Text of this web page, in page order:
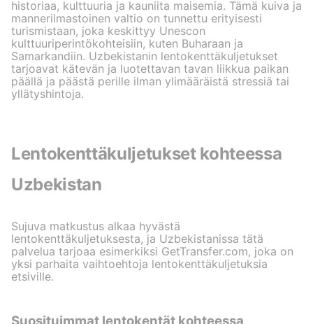
historiaa, kulttuuria ja kauniita maisemia. Tämä kuiva ja
mannerilmastoinen valtio on tunnettu erityisesti
turismistaan, joka keskittyy Unescon
kulttuuriperintökohteisiin, kuten Buharaan ja
Samarkandiin. Uzbekistanin lentokenttäkuljetukset
tarjoavat kätevän ja luotettavan tavan liikkua paikan
päällä ja päästä perille ilman ylimääräistä stressiä tai
yllätyshintoja.
Lentokenttäkuljetukset kohteessa
Uzbekistan
Sujuva matkustus alkaa hyvästä
lentokenttäkuljetuksesta, ja Uzbekistanissa tätä
palvelua tarjoaa esimerkiksi GetTransfer.com, joka on
yksi parhaita vaihtoehtoja lentokenttäkuljetuksia
etsiville.
Suosituimmat lentokentät kohteessa